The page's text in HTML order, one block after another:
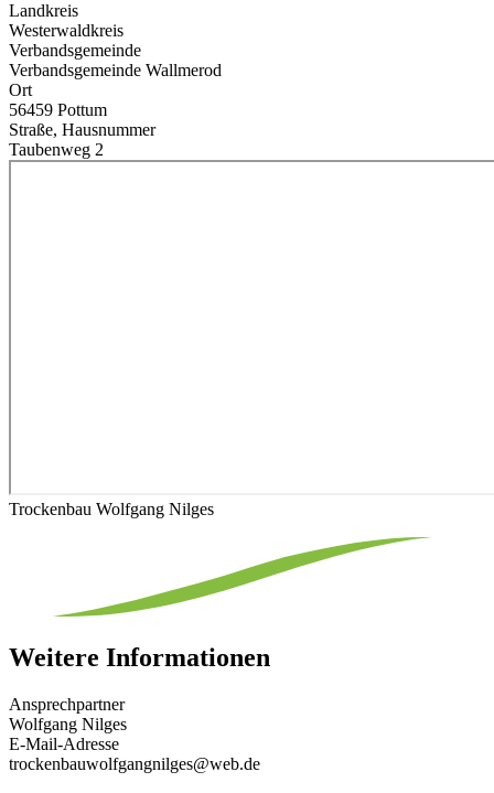
Landkreis
Westerwaldkreis
Verbandsgemeinde
Verbandsgemeinde Wallmerod
Ort
56459 Pottum
Straße, Hausnummer
Taubenweg 2
Trockenbau Wolfgang Nilges
Weitere Informationen
Ansprechpartner
Wolfgang Nilges
E-Mail-Adresse
trockenbauwolfgangnilges@web.de